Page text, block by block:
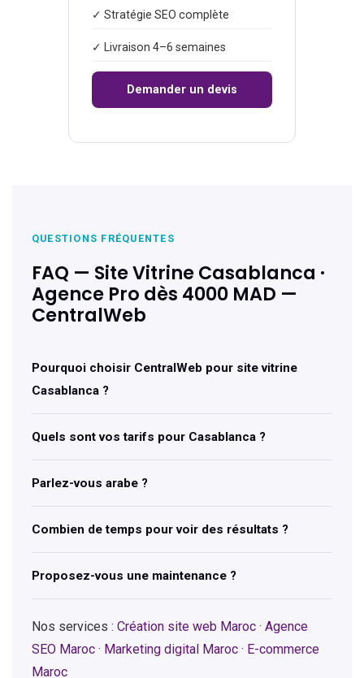
✓ Stratégie SEO complète
✓ Livraison 4–6 semaines
Demander un devis
QUESTIONS FRÉQUENTES
FAQ — Site Vitrine Casablanca ·
Agence Pro dès 4000 MAD —
CentralWeb
Pourquoi choisir CentralWeb pour site vitrine
Casablanca ?
Quels sont vos tarifs pour Casablanca ?
Parlez-vous arabe ?
Combien de temps pour voir des résultats ?
Proposez-vous une maintenance ?
Nos services : Création site web Maroc · Agence
SEO Maroc · Marketing digital Maroc · E-commerce
Maroc